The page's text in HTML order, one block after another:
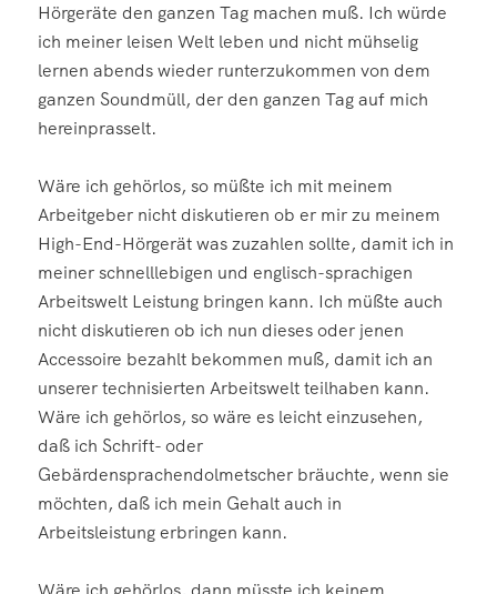
Hörgeräte den ganzen Tag machen muß. Ich würde
ich meiner leisen Welt leben und nicht mühselig
lernen abends wieder runterzukommen von dem
ganzen Soundmüll, der den ganzen Tag auf mich
hereinprasselt.
Wäre ich gehörlos, so müßte ich mit meinem
Arbeitgeber nicht diskutieren ob er mir zu meinem
High-End-Hörgerät was zuzahlen sollte, damit ich in
meiner schnelllebigen und englisch-sprachigen
Arbeitswelt Leistung bringen kann. Ich müßte auch
nicht diskutieren ob ich nun dieses oder jenen
Accessoire bezahlt bekommen muß, damit ich an
unserer technisierten Arbeitswelt teilhaben kann.
Wäre ich gehörlos, so wäre es leicht einzusehen,
daß ich Schrift- oder
Gebärdensprachendolmetscher bräuchte, wenn sie
möchten, daß ich mein Gehalt auch in
Arbeitsleistung erbringen kann.